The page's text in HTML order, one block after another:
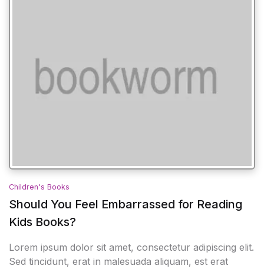
Children's Books
Should You Feel Embarrassed for Reading
Kids Books?
Lorem ipsum dolor sit amet, consectetur adipiscing elit.
Sed tincidunt, erat in malesuada aliquam, est erat